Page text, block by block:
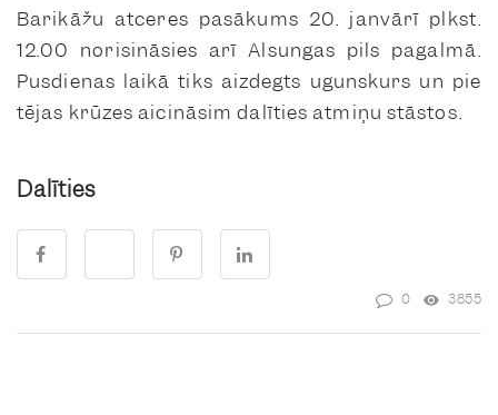
Barikāžu atceres pasākums 20. janvārī plkst.
12.00 norisināsies arī Alsungas pils pagalmā.
Pusdienas laikā tiks aizdegts ugunskurs un pie
tējas krūzes aicināsim dalīties atmiņu stāstos.
Dalīties
0 3855